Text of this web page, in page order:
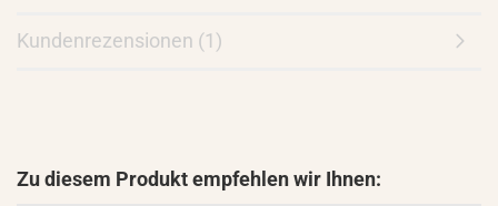
Kundenrezensionen (1)
Zu diesem Produkt empfehlen wir Ihnen: